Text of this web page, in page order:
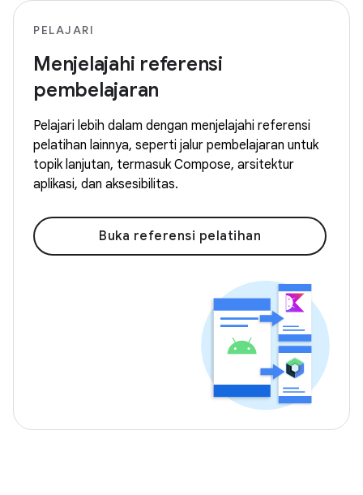
PELAJARI
Menjelajahi referensi
pembelajaran
Pelajari lebih dalam dengan menjelajahi referensi
pelatihan lainnya, seperti jalur pembelajaran untuk
topik lanjutan, termasuk Compose, arsitektur
aplikasi, dan aksesibilitas.
Buka referensi pelatihan